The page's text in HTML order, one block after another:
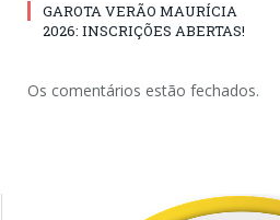
GAROTA VERÃO MAURÍCIA
2026: INSCRIÇÕES ABERTAS!
Os comentários estão fechados.